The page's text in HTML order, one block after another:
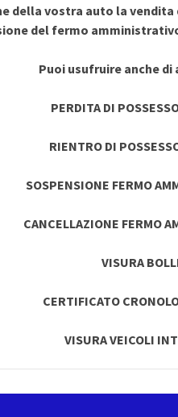
della vostra auto la
del fermo amministrativo
Puoi usufruire anche
PERDITA DI
RIENTRO DI
SOSPENSIONE FERMO
CANCELLAZIONE FERMO
VISURA
CERTIFICATO
VISURA VEICOLI